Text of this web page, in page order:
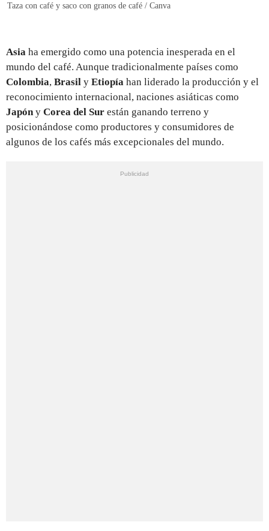
Taza con café y saco con granos de café / Canva
Asia ha emergido como una potencia inesperada en el
mundo del café. Aunque tradicionalmente países como
Colombia, Brasil y Etiopía han liderado la producción y el
reconocimiento internacional, naciones asiáticas como
Japóny Corea del Sur están ganando terreno y
posicionándose como productores y consumidores de
algunos de los cafés más excepcionales del mundo.